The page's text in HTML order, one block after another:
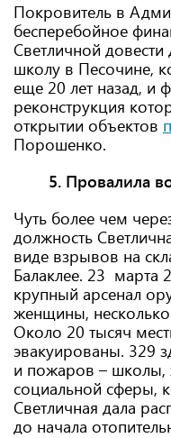
Покровитель в
бесперебойное
Светличной
школу в Песочине,
еще 20 лет назад, и
реконструкция
открытии объектов
Порошенко.
5. Провалила
Чуть более чем
должность
виде взрывов на
Балаклее. 23 марта
крупный арсенал
женщины,
Около 20 тысяч
эвакуированы. 329
и пожаров – школы,
социальной сферы,
Светличная дала
до начала